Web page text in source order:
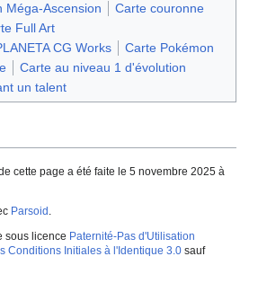
Méga-Ascension
Carte couronne
Full Art
CG Works
Carte Pokémon
Carte au niveau 1 d'évolution
un talent
cette page a été faite le 5 novembre 2025 à
Parsoid .
sous licence Paternité-Pas d'Utilisation
Conditions Initiales à l'Identique 3.0 sauf